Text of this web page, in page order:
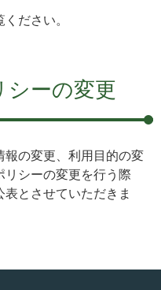
ださい。
シーの変更
報の変更、利用目的の変
リシーの変更を行う際
とさせていただきま